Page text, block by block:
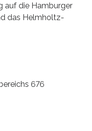
auf die Hamburger
das Helmholtz-
676